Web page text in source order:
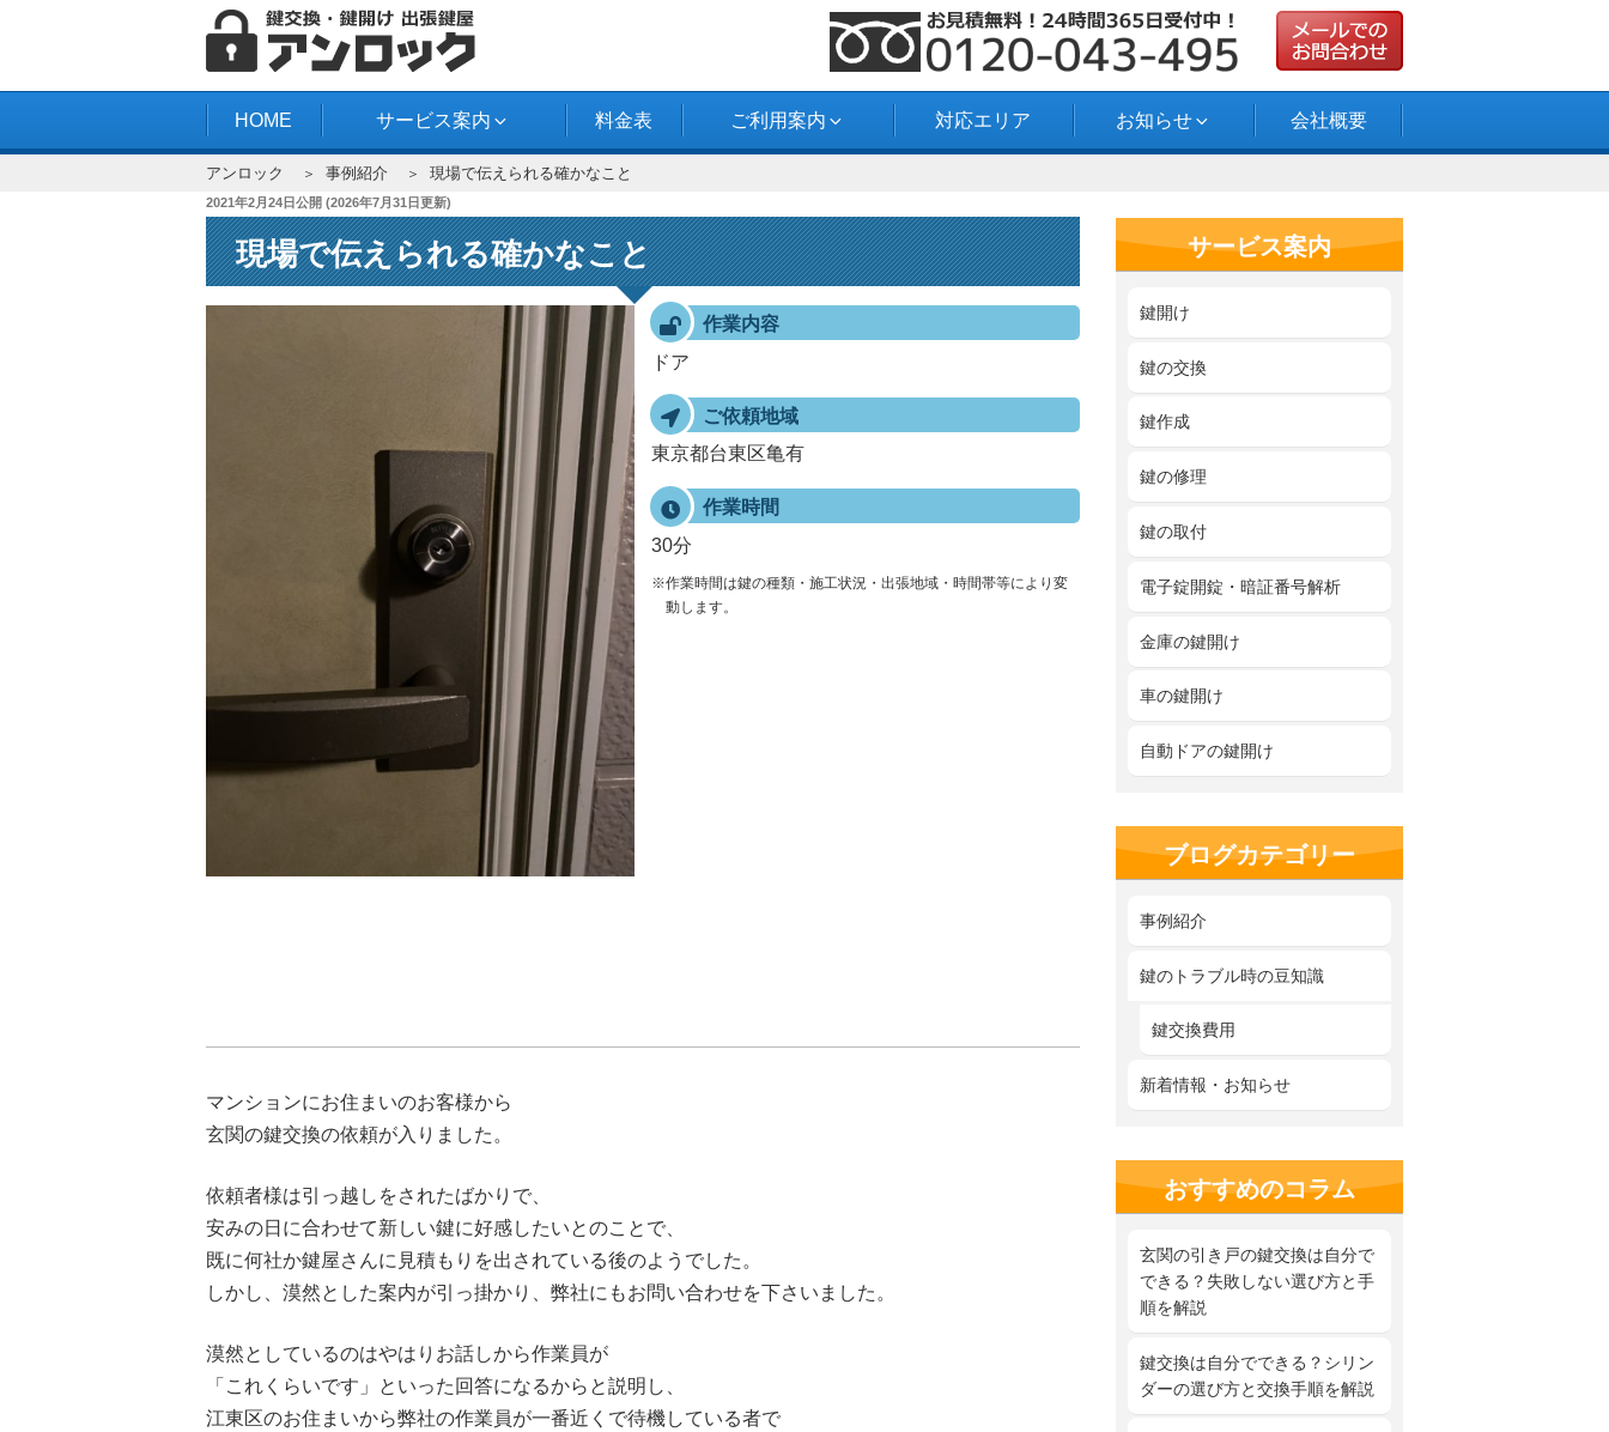
ツ
アンロック
HOME サービス案内 料金表 ご利用案内 対応エリア お知らせ 会社概要
アンロック 事例紹介 現場で伝えられる確かなこと
投
稿
日:
2021年2月24日公開 (2026年7月31日更新)
現場で伝えられる確かなこと
作業内容
ドア
ご依頼地域
東京都台東区亀有
作業時間
30分
※作業時間は鍵の種類・施工状況・出張地域・時間帯等により変
動します。
マンションにお住まいのお客様から
玄関の鍵交換の依頼が入りました。
依頼者様は引っ越しをされたばかりで、
安みの日に合わせて新しい鍵に好感したいとのことで、
既に何社か鍵屋さんに見積もりを出されている後のようでした。
しかし、漠然とした案内が引っ掛かり、弊社にもお問い合わせを下さいました。
漠然としているのはやはりお話しから作業員が
「これくらいです」といった回答になるからと説明し、
江東区のお住まいから弊社の作業員が一番近くで待機している者で
サービス案内
鍵開け
鍵の交換
鍵作成
鍵の修理
鍵の取付
電子錠開錠・暗証番号解析
金庫の鍵開け
車の鍵開け
自動ドアの鍵開け
ブログカテゴリー
事例紹介
鍵のトラブル時の豆知識
鍵交換費用
新着情報・お知らせ
おすすめのコラム
玄関の引き戸の鍵交換は自分で
できる？失敗しない選び方と手
順を解説
鍵交換は自分でできる？シリン
ダーの選び方と交換手順を解説